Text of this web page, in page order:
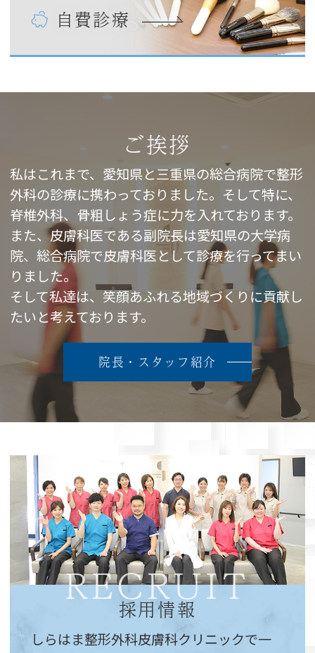
自費診療
ご挨拶
私はこれまで、愛知県と三重県の総合病院で整形
外科の診療に携わっておりました。そして特に、
脊椎外科、骨粗しょう症に力を入れております。
また、皮膚科医である副院長は愛知県の大学病
院、総合病院で皮膚科医として診療を行ってまい
りました。
そして私達は、笑顔あふれる地域づくりに貢献し
たいと考えております。
院長・スタッフ紹介
RECRUIT
採用情報
しらはま整形外科皮膚科クリニックで一